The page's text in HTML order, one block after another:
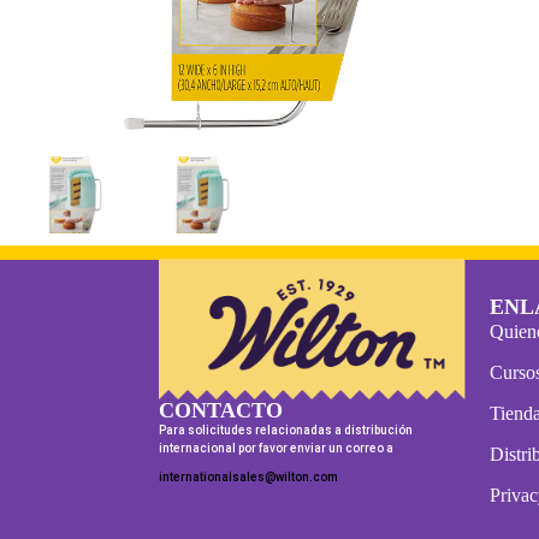
CONTACTO
Para solicitudes relacionadas a distribución
internacional por favor enviar un correo a
internationalsales@wilton.com